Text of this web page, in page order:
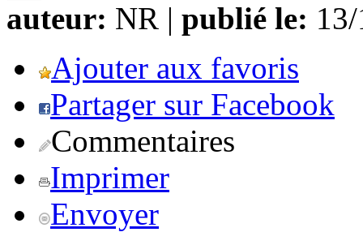
auteur: NR | publié le:
Ajouter aux favoris
Partager sur Facebook
Commentaires
Imprimer
Envoyer